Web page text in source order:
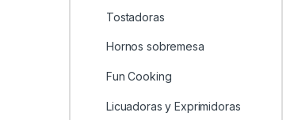
Tostadoras
Hornos sobremesa
Fun Cooking
Licuadoras y Exprimidoras